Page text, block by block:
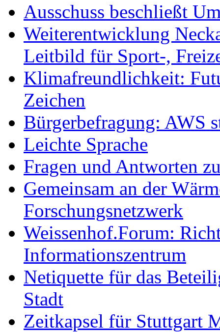
Ausschuss beschließt
Weiterentwicklung
Leitbild für Sport-,
Klimafreundlichkeit:
Zeichen
Bürgerbefragung: AWS
Leichte Sprache
Fragen und Antworten
Gemeinsam an der
Forschungsnetzwerk
Weissenhof.Forum:
Informationszentrum
Netiquette für das
Stadt
Zeitkapsel für Stuttgart